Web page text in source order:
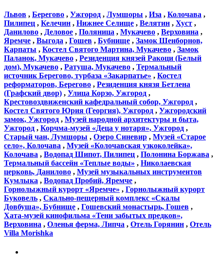
Львов , Берегово , Ужгород , Лумшоры , Иза , Колочава ,
Пилипец , Келечин , Нижнее Селище , Велятин , Хуст ,
Данилово , Деловое , Поляница , Мукачево , Верховина ,
Яремче , Выгода , Гошев , Бубнище , Замок Шенборнов,
Карпаты , Костел Святого Мартина, Мукачево , Замок
Паланок, Мукачево , Резиденция князей Ракоци (Белый
дом), Мукачево , Ратуша, Мукачево , Термальный
источник Берегово, турбаза «Закарпатье» , Костел
реформаторов, Берегово , Резиденция князя Бетлена
(Графский двор) , Улица Корзо, Ужгород ,
Крестовоздвиженский кафедральный собор, Ужгород ,
Костел Святого Юрия (Георгия), Ужгород , Ужгородский
замок, Ужгород , Музей народной архитектуры и быта,
Ужгород , Корчма-музей «Деца у нотаря», Ужгород ,
Старый чан, Лумшоры , Озеро Синевир , Музей «Старое
село», Колочава , Музей «Колочавская узкоколейка»,
Колочава , Водопад Шипот, Пилипец , Полонина Боржава ,
Термальный бассейн «Теплые воды» , Николаевская
церковь, Данилово , Музей музыкальных инструментов
Кумлыка , Водопад Пробий, Яремче ,
Горнолыжный курорт «Яремче» , Горнолыжный курорт
Буковель , Скально-пещерный комплекс «Скалы
Довбуша», Бубнище , Гошевский монастырь, Гошев ,
Хата-музей кинофильма «Тени забытых предков»,
Верховина , Оленья ферма, Липча , Отель Горянин , Отель
Villa Morishka